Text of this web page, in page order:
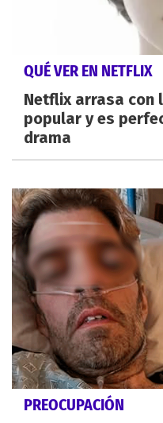
QUÉ VER EN NETFLIX
Netflix arrasa con
popular y es
drama
PREOCUPACIÓN